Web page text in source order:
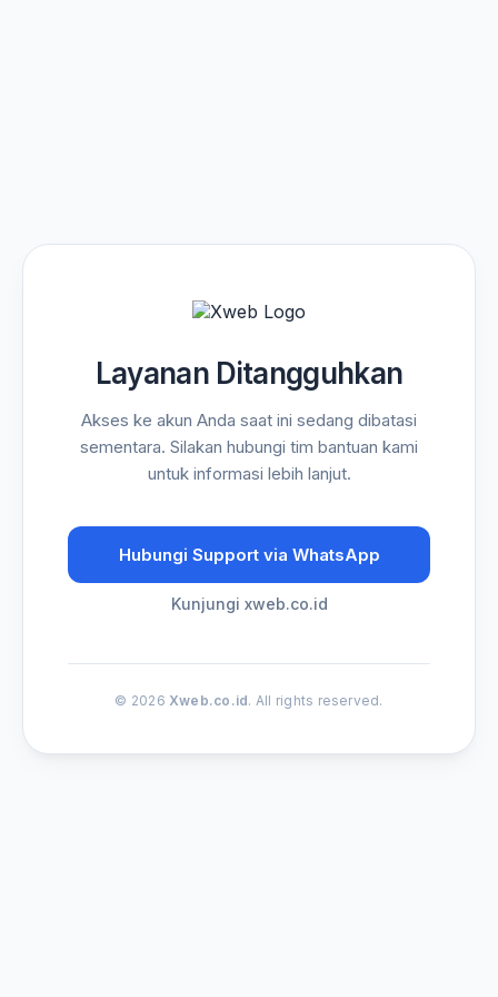
Layanan Ditangguhkan
Akses ke akun Anda saat ini sedang dibatasi
sementara. Silakan hubungi tim bantuan kami
untuk informasi lebih lanjut.
Hubungi Support via WhatsApp
Kunjungi xweb.co.id
© 2026 Xweb.co.id. All rights reserved.